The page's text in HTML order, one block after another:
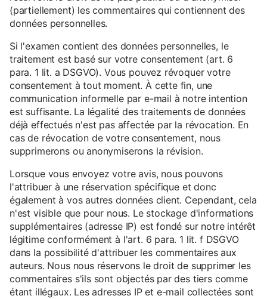
(partiellement) les commentaires qui contiennent des
données personnelles.
Si l'examen contient des données personnelles, le
traitement est basé sur votre consentement (art. 6
para. 1 lit. a DSGVO). Vous pouvez révoquer votre
consentement à tout moment. À cette fin, une
communication informelle par e-mail à notre intention
est suffisante. La légalité des traitements de données
déjà effectués n'est pas affectée par la révocation. En
cas de révocation de votre consentement, nous
supprimerons ou anonymiserons la révision.
Lorsque vous envoyez votre avis, nous pouvons
l'attribuer à une réservation spécifique et donc
également à vos autres données client. Cependant, cela
n'est visible que pour nous. Le stockage d'informations
supplémentaires (adresse IP) est fondé sur notre intérêt
légitime conformément à l'art. 6 para. 1 lit. f DSGVO
dans la possibilité d'attribuer les commentaires aux
auteurs. Nous nous réservons le droit de supprimer les
commentaires s'ils sont objectés par des tiers comme
étant illégaux. Les adresses IP et e-mail collectées sont